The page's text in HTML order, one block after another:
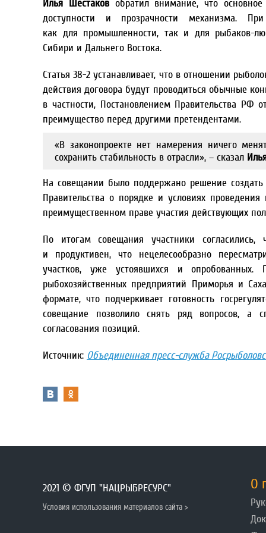
Илья Шестаковобратил внимание, что
доступности и прозрачности механизма.
как для промышленности, так и для рыбаков-
Сибири и Дальнего Востока.
Статья 38-2 устанавливает, что в отношении
действия договора будут проводиться обычные
в частности, Постановлением Правительства РФ
преимущество перед другими претендентами.
«В законопроекте нет намерения ничего
сохранить стабильность в отрасли», – сказал
На совещании было поддержано решение создать
Правительства о порядке и условиях
преимущественном праве участия действующих
По итогам совещания участники
и продуктивен, что нецелесообразно
участков, уже устоявшихся и
рыбохозяйственных предприятий Приморья и
формате, что подчеркивает готовность
совещание позволило снять ряд вопросов, а
согласования позиций.
Источник: Объединенная пресс-служба
2021 © ФГУП "НАЦРЫБРЕСУРС"
Условия использования материалов сайта >
О